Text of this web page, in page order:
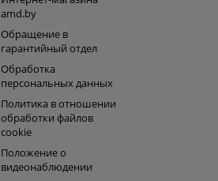
amd.by
Обращение в
гарантийный отдел
Обработка
персональных данных
Политика в отношении
обработки файлов
cookie
Положение о
видеонаблюдении